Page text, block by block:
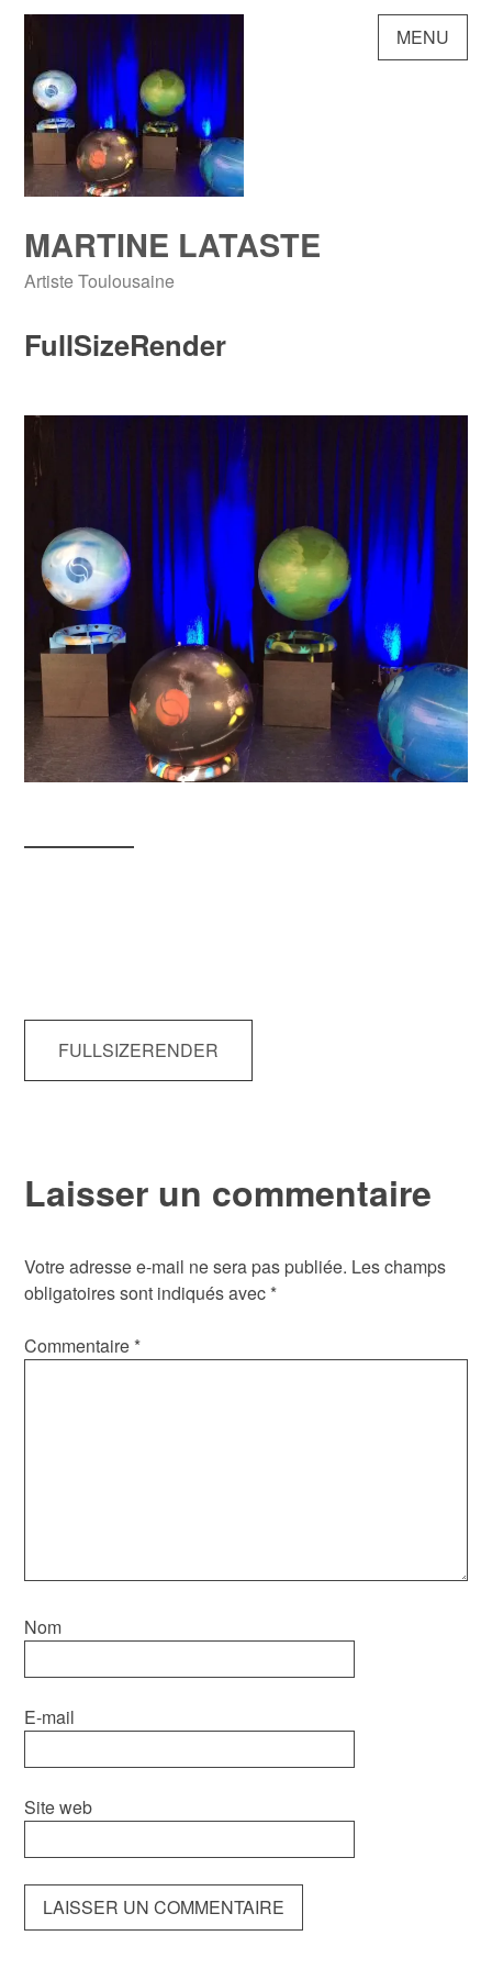
Skip
content
MARTINE LATASTE
Artiste Toulousaine
MENU
FullSizeRender
Navigation
l’article
FULLSIZERENDER
Laisser un commentaire
Votre adresse e-mail ne sera pas publiée. Les champs
obligatoires sont indiqués avec *
Commentaire *
Nom
E-mail
Site web